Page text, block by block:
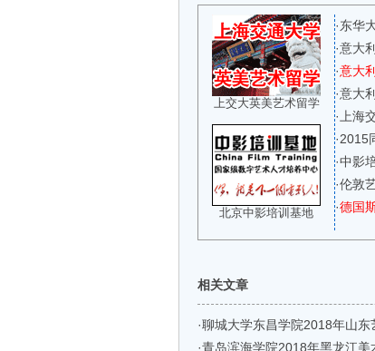
上交大英美艺术留学
北京中影培训基地
·东华
·意大
·意大
·意大
· 上海
·2015
·中影
·伦敦
·德国
相关文章
·聊城大学东昌学院2018年山
·青岛滨海学院2018年黑龙江美